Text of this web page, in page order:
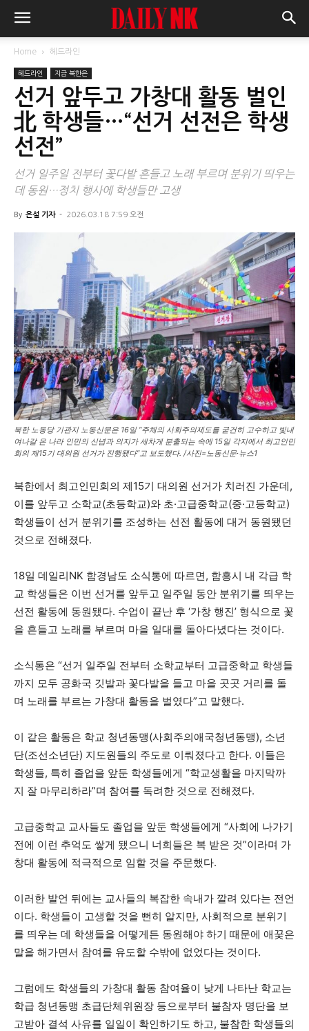
Home 헤드라인
헤드라인 지금 북한은
선거 앞두고 가창대 활동 벌인
北 학생들…“선거 선전은 학생
선전”
선거 일주일 전부터 꽃다발 흔들고 노래 부르며 분위기 띄우는
데 동원…정치 행사에 학생들만 고생
By 은설 기자 - 2026.03.18 7:59 오전
북한 노동당 기관지 노동신문은 16일 “주체의 사회주의제도를 굳건히 고수하고 빛내
여나갈 온 나라 인민의 신념과 의지가 세차게 분출되는 속에 15일 각지에서 최고인민
회의 제15기 대의원 선거가 진행됐다”고 보도했다. /사진=노동신문·뉴스1
북한에서 최고인민회의 제15기 대의원 선거가 치러진 가운데,
이를 앞두고 소학교(초등학교)와 초·고급중학교(중·고등학교)
학생들이 선거 분위기를 조성하는 선전 활동에 대거 동원됐던
것으로 전해졌다.
18일 데일리NK 함경남도 소식통에 따르면, 함흥시 내 각급 학
교 학생들은 이번 선거를 앞두고 일주일 동안 분위기를 띄우는
선전 활동에 동원됐다. 수업이 끝난 후 ‘가창 행진’ 형식으로 꽃
을 흔들고 노래를 부르며 마을 일대를 돌아다녔다는 것이다.
소식통은 “선거 일주일 전부터 소학교부터 고급중학교 학생들
까지 모두 공화국 깃발과 꽃다발을 들고 마을 곳곳 거리를 돌
며 노래를 부르는 가창대 활동을 벌였다”고 말했다.
이 같은 활동은 학교 청년동맹(사회주의애국청년동맹), 소년
단(조선소년단) 지도원들의 주도로 이뤄졌다고 한다. 이들은
학생들, 특히 졸업을 앞둔 학생들에게 “학교생활을 마지막까
지 잘 마무리하라”며 참여를 독려한 것으로 전해졌다.
고급중학교 교사들도 졸업을 앞둔 학생들에게 “사회에 나가기
전에 이런 추억도 쌓게 됐으니 너희들은 복 받은 것”이라며 가
창대 활동에 적극적으로 임할 것을 주문했다.
이러한 발언 뒤에는 교사들의 복잡한 속내가 깔려 있다는 전언
이다. 학생들이 고생할 것을 뻔히 알지만, 사회적으로 분위기
를 띄우는 데 학생들을 어떻게든 동원해야 하기 때문에 애꿎은
말을 해가면서 참여를 유도할 수밖에 없었다는 것이다.
그럼에도 학생들의 가창대 활동 참여율이 낮게 나타난 학교는
학급 청년동맹 초급단체위원장 등으로부터 불참자 명단을 보
고받아 결석 사유를 일일이 확인하기도 하고, 불참한 학생들의